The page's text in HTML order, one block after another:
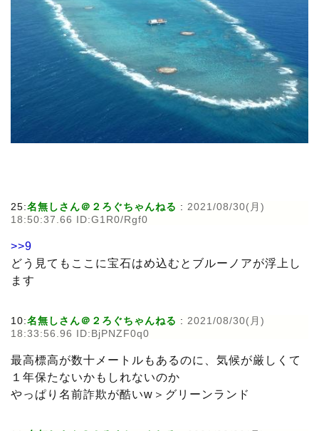
25:名無しさん＠２ろぐちゃんねる : 2021/08/30(月)
18:50:37.66 ID:G1R0/Rgf0
>>9
どう見てもここに宝石はめ込むとブルーノアが浮上し
ます
10:名無しさん＠２ろぐちゃんねる : 2021/08/30(月)
18:33:56.96 ID:BjPNZF0q0
最高標高が数十メートルもあるのに、気候が厳しくて
１年保たないかもしれないのか
やっぱり名前詐欺が酷いw＞グリーンランド